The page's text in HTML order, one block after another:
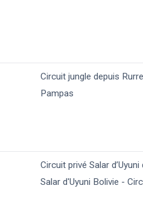
Circuit jungle depuis
Pampas
Circuit privé Salar
Salar d'Uyuni Bolivie -